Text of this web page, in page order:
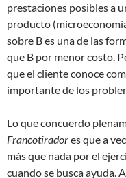
prestaciones posibles a
producto
sobre B es una de las
que B por menor costo.
que el cliente conoce
importante de los
Lo que concuerdo
Francotiradores que a
más que nada por el
cuando se busca ayuda.